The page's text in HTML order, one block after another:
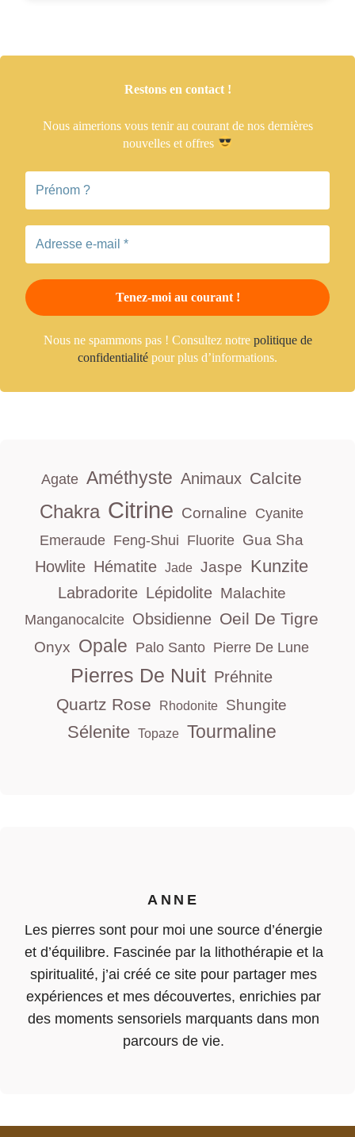
Restons en contact !
Nous aimerions vous tenir au courant de nos dernières
nouvelles et offres
Nous ne spammons pas ! Consultez notre politique de
confidentialité pour plus d’informations.
Agate Améthyste Animaux Calcite
Chakra Citrine Cornaline Cyanite
Emeraude Feng-Shui Fluorite Gua Sha
Howlite Hématite Jade Jaspe Kunzite
Labradorite Lépidolite Malachite
Manganocalcite Obsidienne Oeil De Tigre
Onyx Opale Palo Santo Pierre De Lune
Pierres De Nuit Préhnite
Quartz Rose Rhodonite Shungite
Sélenite Topaze Tourmaline
ANNE
Les pierres sont pour moi une source d’énergie
et d’équilibre. Fascinée par la lithothérapie et la
spiritualité, j’ai créé ce site pour partager mes
expériences et mes découvertes, enrichies par
des moments sensoriels marquants dans mon
parcours de vie.